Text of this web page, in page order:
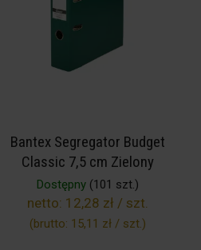
Bantex Segregator Budget
Classic 7,5 cm Zielony
Dostępny(101 szt.)
netto: 12,28 zł / szt.
(brutto: 15,11 zł / szt.)